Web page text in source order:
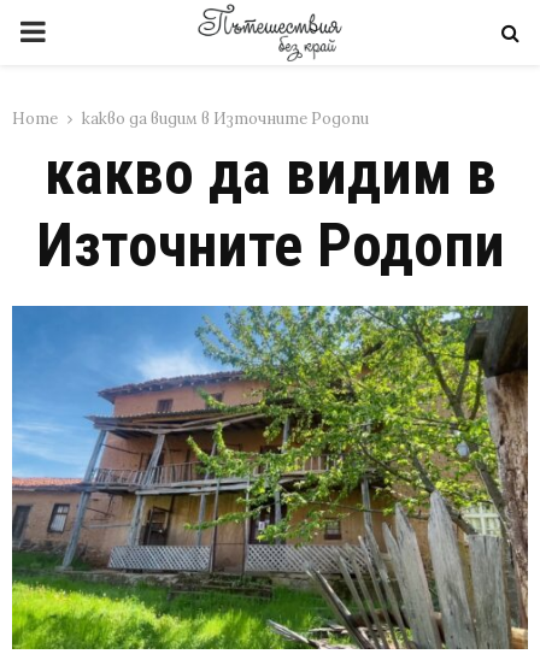
PRIMARY
Home какво да видим в Източните Родопи
какво да видим в
Източните Родопи